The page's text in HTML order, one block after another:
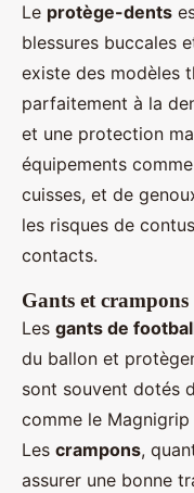
Le protège-dents
blessures buccales
existe des modèles
parfaitement à la
et une protection
équipements
cuisses, et de
les risques de
contacts.
Gants et
Les gants de
du ballon et
sont souvent dotés
comme le
Les crampons,
assurer une bonne